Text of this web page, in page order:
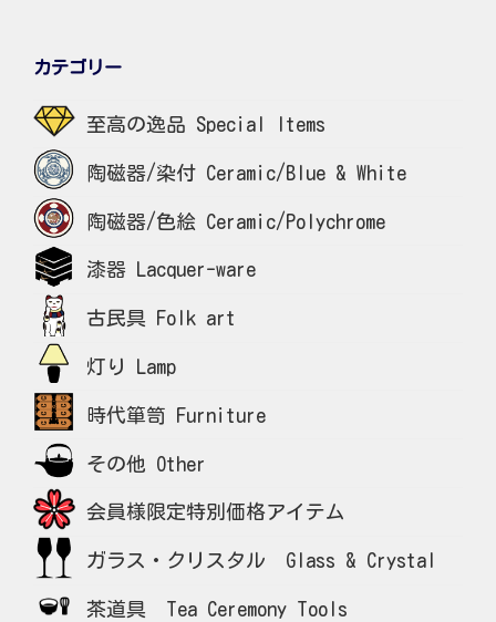
カテゴリー
至高の逸品 Special Items
陶磁器/染付 Ceramic/Blue & White
陶磁器/色絵 Ceramic/Polychrome
漆器 Lacquer-ware
古民具 Folk art
灯り Lamp
時代箪笥 Furniture
その他 Other
会員様限定特別価格アイテム
ガラス・クリスタル Glass & Crystal
茶道具 Tea Ceremony Tools